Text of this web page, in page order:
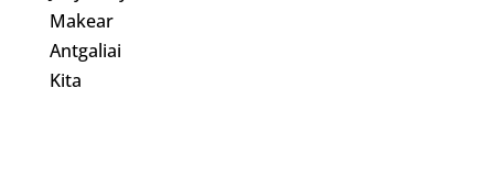
Makear
Antgaliai
Kita